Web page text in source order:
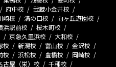
府中校
武蔵小金井校
崎校 溝の口校
向ヶ丘遊園校
浜駅前校
桜木町校
京急久里浜校
大和校
校 新潟校 富山校
金沢校
校 浜松校 豊橋校
岡崎校
古屋（栄）校
千種校